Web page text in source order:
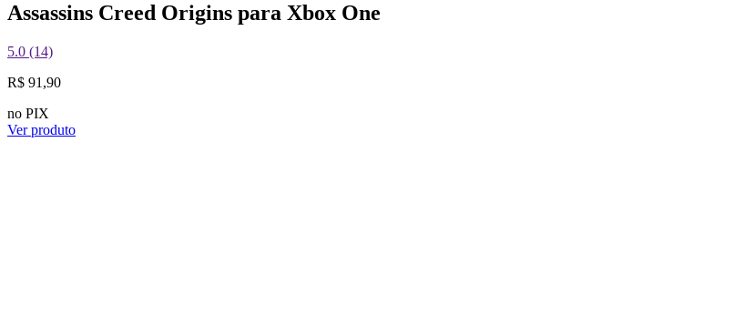
Assassins Creed Origins para Xbox One
5.0 (14)
R$ 91,90
no PIX
Ver produto